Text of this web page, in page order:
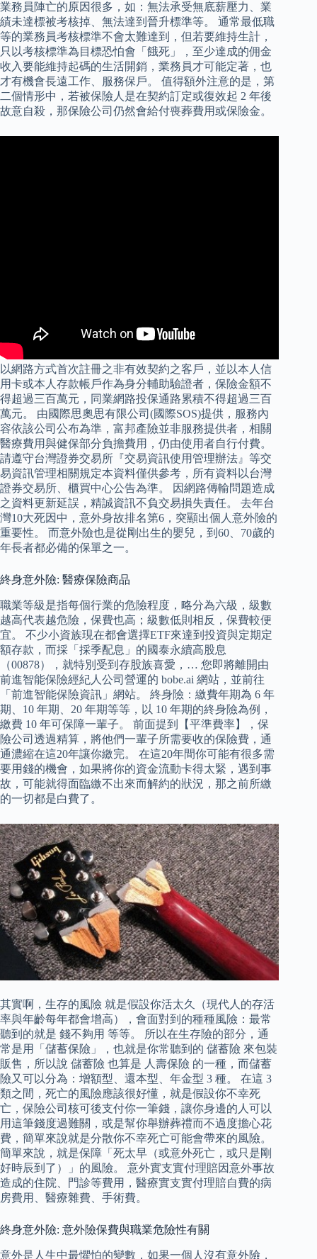
業務員陣亡的原因很多，如：無法承受無底薪壓力、業
績未達標被考核掉、無法達到晉升標準等。 通常最低職
等的業務員考核標準不會太難達到，但若要維持生計，
只以考核標準為目標恐怕會「餓死」，至少達成的佣金
收入要能維持起碼的生活開銷，業務員才可能定著，也
才有機會長遠工作、服務保戶。 值得額外注意的是，第
二個情形中，若被保險人是在契約訂定或復效起 2 年後
故意自殺，那保險公司仍然會給付喪葬費用或保險金。
以網路方式首次註冊之非有效契約之客戶，並以本人信
用卡或本人存款帳戶作為身分輔助驗證者，保險金額不
得超過三百萬元，同業網路投保通路累積不得超過三百
萬元。 由國際思奧思有限公司(國際SOS)提供，服務內
容依該公司公布為準，富邦產險並非服務提供者，相關
醫療費用與健保部分負擔費用，仍由使用者自行付費。
請遵守台灣證券交易所『交易資訊使用管理辦法』等交
易資訊管理相關規定本資料僅供參考，所有資料以台灣
證券交易所、櫃買中心公告為準。 因網路傳輸問題造成
之資料更新延誤，精誠資訊不負交易損失責任。 去年台
灣10大死因中，意外身故排名第6，突顯出個人意外險的
重要性。 而意外險也是從剛出生的嬰兒，到60、70歲的
年長者都必備的保單之一。
終身意外險: 醫療保險商品
職業等級是指每個行業的危險程度，略分為六級，級數
越高代表越危險，保費也高；級數低則相反，保費較便
宜。 不少小資族現在都會選擇ETF來達到投資與定期定
額存款，而採「採季配息」的國泰永續高股息
（00878），就特別受到存股族喜愛，… 您即將離開由
前進智能保險經紀人公司營運的 bobe.ai 網站，並前往
「前進智能保險資訊」網站。 終身險：繳費年期為 6 年
期、10 年期、20 年期等等，以 10 年期的終身險為例，
繳費 10 年可保障一輩子。 前面提到【平準費率】，保
險公司透過精算，將他們一輩子所需要收的保險費，通
通濃縮在這20年讓你繳完。 在這20年間你可能有很多需
要用錢的機會，如果將你的資金流動卡得太緊，遇到事
故，可能就得面臨繳不出來而解約的狀況，那之前所繳
的一切都是白費了。
其實啊，生存的風險 就是假設你活太久（現代人的存活
率與年齡每年都會增高），會面對到的種種風險：最常
聽到的就是 錢不夠用 等等。 所以在生存險的部分，通
常是用「儲蓄保險」，也就是你常聽到的 儲蓄險 來包裝
販售，所以說 儲蓄險 也算是 人壽保險 的一種，而儲蓄
險又可以分為：增額型、還本型、年金型 3 種。 在這 3
類之間，死亡的風險應該很好懂，就是假設你不幸死
亡，保險公司核可後支付你一筆錢，讓你身邊的人可以
用這筆錢度過難關，或是幫你舉辦葬禮而不過度擔心花
費，簡單來說就是分散你不幸死亡可能會帶來的風險。
簡單來說，就是保障「死太早（或意外死亡，或只是剛
好時辰到了）」的風險。 意外實支實付理賠因意外事故
造成的住院、門診等費用，醫療實支實付理賠自費的病
房費用、醫療雜費、手術費。
終身意外險: 意外險保費與職業危險性有關
意外是人生中最懼怕的變數，如果一個人沒有意外險，